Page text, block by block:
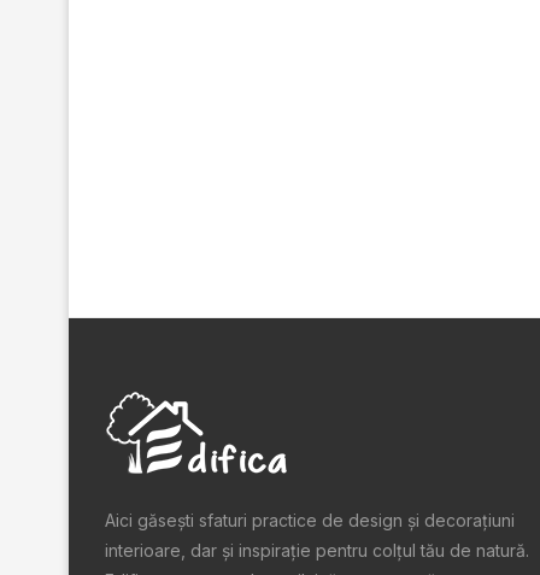
Aici găsești sfaturi practice de design şi decoraţiuni
interioare, dar și inspiraţie pentru colţul tău de natură.